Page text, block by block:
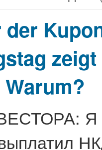
der
Я